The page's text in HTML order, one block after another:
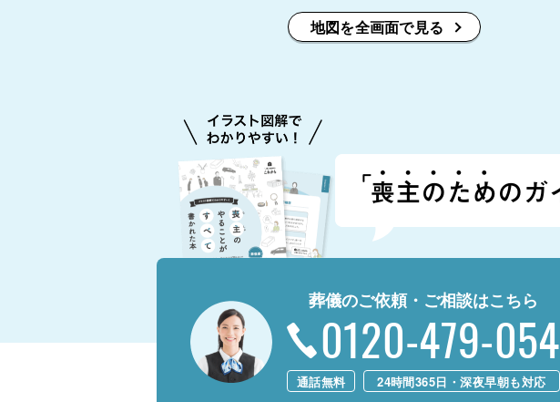
地図を全画面で見る
葬儀のご依頼・ご相談はこちら
0120-479-054
通話無料 24時間365日・深夜早朝も対応